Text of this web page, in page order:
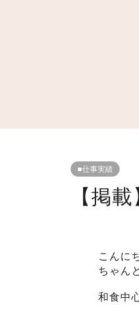
■仕事実績
【掲
こんに
ちゃん
和食中